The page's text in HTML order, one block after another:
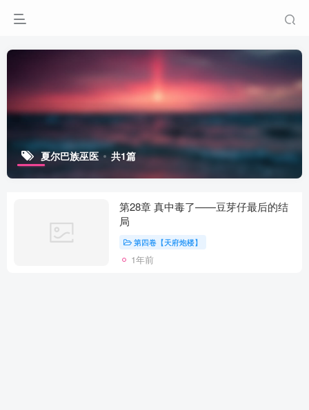
夏尔巴族巫医 共1篇
第28章 真中毒了——豆芽仔最后的结
局
第四卷【天府炮楼】
1年前